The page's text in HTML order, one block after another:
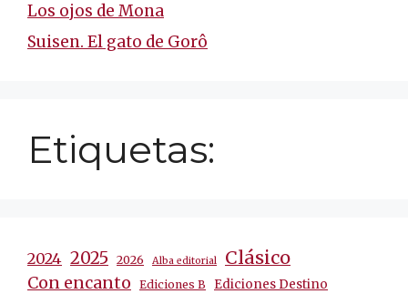
Los ojos de Mona
Suisen. El gato de Gorô
Etiquetas:
2024 2025 2026 Alba editorial Clásico
Con encanto Ediciones B Ediciones Destino